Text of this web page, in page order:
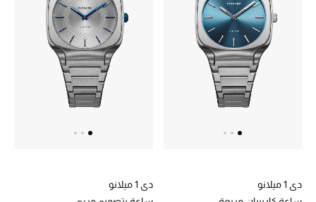
تسوقوا أحدث الماركات
عرض جميع المنتجات
دي 1 ميلانو
دي 1 ميلانو